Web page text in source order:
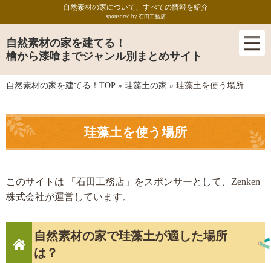
自然素材の家を建てる！
檜から漆喰までジャンル別まとめサイト
自然素材の家について、すべての情報を紹介
sponsored by 石田工務店
自然素材の家を建てる！TOP » 珪藻土の家 » 珪藻土を使う場所
珪藻土を使う場所
このサイトは 「石田工務店」をスポンサーとして、Zenken
株式会社が運営しています。
自然素材の家で珪藻土が適した場所
は？